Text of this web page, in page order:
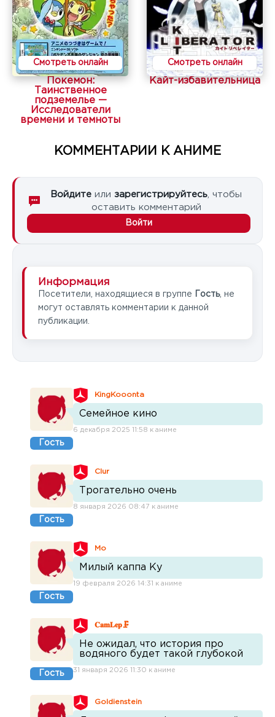
Смотреть онлайн
Покемон:
Таинственное
подземелье —
Исследователи
времени и темноты
Смотреть онлайн
Кайт-избавительница
КОММЕНТАРИИ К АНИМЕ
Войдите или зарегистрируйтесь , чтобы
оставить комментарий
Войти
Информация
Посетители, находящиеся в группе Гость, не
могут оставлять комментарии к данной
публикации.
Гость
KingKooonta
Семейное кино
6 декабря 2025 11:58 к аниме
Гость
Clur
Трогательно очень
8 января 2026 08:47 к аниме
Гость
Mo
Милый каппа Ку
19 февраля 2026 14:31 к аниме
Гость
𝐂𝐚𝐦𝐋𝐞𝐩🗜
Не ожидал, что история про
водяного будет такой глубокой
31 января 2026 11:30 к аниме
Goldienstein